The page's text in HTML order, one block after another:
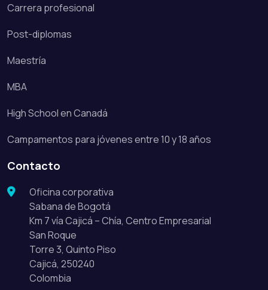
Carrera profesional
Post-diplomas
Maestría
MBA
High School en Canadá
Campamentos para jóvenes entre 10 y 18 años
Contacto
Oficina corporativa
Sabana de Bogotá
Km 7 vía Cajicá – Chía, Centro Empresarial
San Roque
Torre 3, Quinto Piso
Cajicá, 250240
Colombia